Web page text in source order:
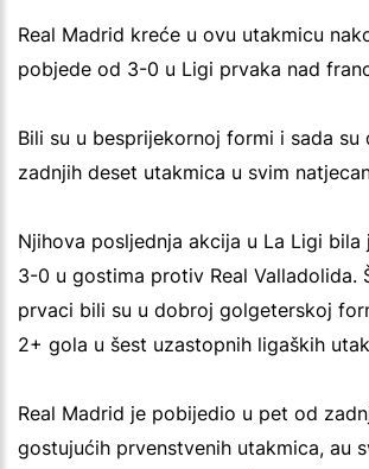
Real Madrid kreće u ovu utakmicu
pobjede od 3-0 u Ligi prvaka nad
Bili su u besprijekornoj formi i sada
zadnjih deset utakmica u svim
Njihova posljednja akcija u La Ligi bila
3-0 u gostima protiv Real Valladolida.
prvaci bili su u dobroj golgeterskoj
2+ gola u šest uzastopnih ligaških
Real Madrid je pobijedio u pet od
gostujućih prvenstvenih utakmica, au